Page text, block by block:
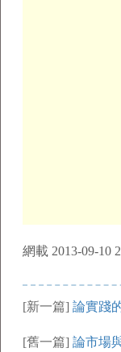
網載 2013-09-10
[新一篇] 論實踐
[舊一篇] 論市場